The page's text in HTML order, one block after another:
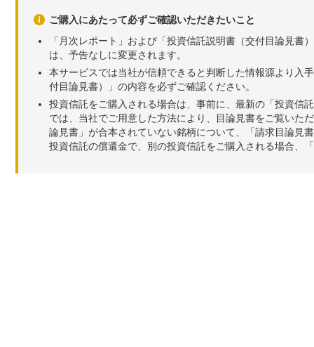
ご購入にあたって必ずご確認いただきたいこと
「月次レポート」および「投資信託説明書（交付目論見
は、予告なしに変更されます。
本サービスでは当社が信頼できると判断した情報源より入
付目論見書）」の内容を必ずご確認ください。
投資信託をご購入される場合は、事前に、最新の「投資信
では、当社でご用意した方法により、目論見書をご覧いた
論見書」が合本されていない銘柄について、「請求目論見
投資信託の償還金で、別の投資信託をご購入される場合、